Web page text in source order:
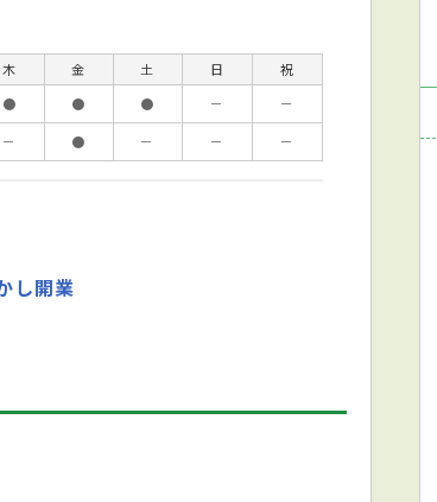
木 金 土 日
祝
● ● ● －
－
－ ● － － －
し開業